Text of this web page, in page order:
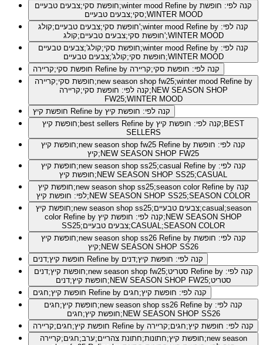
חופשת סקי;צבעים טבעיים;winter mood Refine by קנה לפי: חופשת
סקי;צבעים טבעיים;WINTER MOOD
חופשת סקי;צבעים טבעיים;קולג';winter mood Refine by קנה לפי:
חופשת סקי;צבעים טבעיים;קולג';WINTER MOOD
חופשת סקי;קולג';צבעים טבעיים;winter mood Refine by קנה לפי:
חופשת סקי;קולג';צבעים טבעיים;WINTER MOOD
Refine by קנה לפי: חופשת סקי;קריירה
חופשת סקי;קריירה;new season shop fw25;winter mood Refine by
קנה לפי: חופשת סקי;קריירה;NEW SEASON SHOP
FW25;WINTER MOOD
Refine by קנה לפי: חופשת קיץ
חופשת קיץ;best sellers Refine by קנה לפי: חופשת קיץ;BEST
SELLERS
חופשת קיץ;new season shop fw25 Refine by קנה לפי: חופשת
קיץ;NEW SEASON SHOP FW25
חופשת קיץ;new season shop ss25;casual Refine by קנה לפי:
חופשת קיץ;NEW SEASON SHOP SS25;CASUAL
חופשת קיץ;new season shop ss25;season color Refine by קנה
לפי: חופשת קיץ;NEW SEASON SHOP SS25;SEASON COLOR
חופשת קיץ;new season shop ss25;צבעים טבעיים;casual;season
color Refine by קנה לפי: חופשת קיץ;NEW SEASON SHOP
SS25;צבעים טבעיים;CASUAL;SEASON COLOR
חופשת קיץ;new season shop ss26 Refine by קנה לפי: חופשת
קיץ;NEW SEASON SHOP SS26
Refine by קנה לפי: חופשת קיץ;דנים
Refine by קנה לפי:
חופשת קיץ;דנים;NEW SEASON SHOP FW25;סטריט
Refine by קנה לפי: חופשת קיץ;חגים
חופשת קיץ;חגים;new season shop ss26 Refine by קנה לפי:
חופשת קיץ;חגים;NEW SEASON SHOP SS26
Refine by קנה לפי: חופשת קיץ;חגים;קריירה
חופשת קיץ;חתונות;חתונת צהריים;ערב;חגים;קריירה;new season